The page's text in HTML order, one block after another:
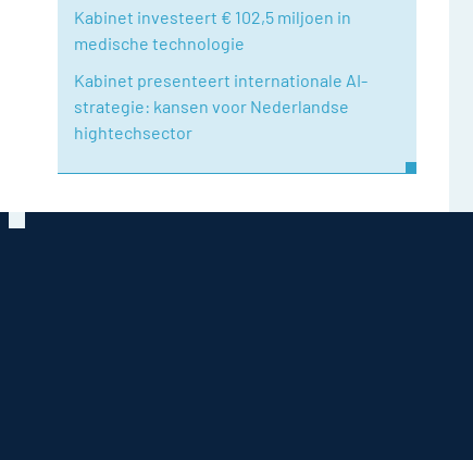
Kabinet investeert € 102,5 miljoen in
medische technologie
Kabinet presenteert internationale AI-
strategie: kansen voor Nederlandse
hightechsector